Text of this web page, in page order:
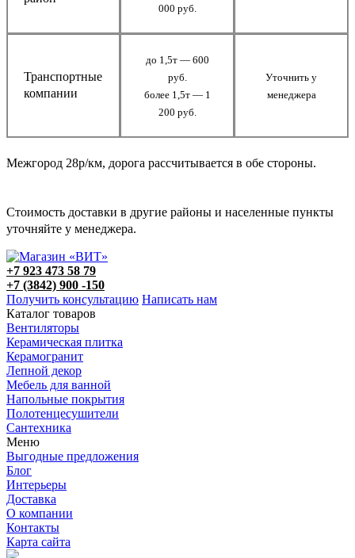
000 руб.
Транспортные
компании
до 1,5т — 600
руб.
более 1,5т — 1
200 руб.
Уточнить у
менеджера
Межгород 28р/км, дорога рассчитывается в обе стороны.
Стоимость доставки в другие районы и населенные пункты
уточняйте у менеджера.
+7 923 473 58 79
+7 (3842) 900 -150
Получить консультацию Написать нам
Каталог товаров
Вентиляторы
Керамическая плитка
Керамогранит
Лепной декор
Мебель для ванной
Напольные покрытия
Полотенцесушители
Сантехника
Меню
Выгодные предложения
Блог
Интерьеры
Доставка
О компании
Контакты
Карта сайта